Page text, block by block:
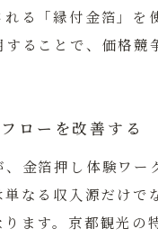
る「縁付金箔」を
ることで、価格競
ローを改善する
金箔押し体験ワー
なる収入源だけで
ます。京都観光の